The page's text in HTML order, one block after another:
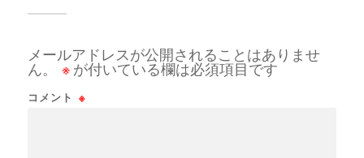
メールアドレスが公開されることはありませ
ん。
※ が付いている欄は必須項目です
コメント ※